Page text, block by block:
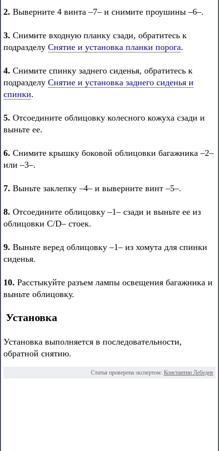
2. Выверните 4 винта –7– и снимите проушины –6–.
3. Снимите входную планку сзади, обратитесь к
подразделу Снятие и установка планки порога.
4. Снимите спинку заднего сиденья, обратитесь к
подразделу Снятие и установка заднего сиденья и
спинки.
5. Отсоедините облицовку колесного кожуха сзади и
выньте ее.
6. Снимите крышку боковой облицовки багажника –2–
или –3–.
7. Выньте заклепку –4– и выверните винт –5–.
8. Отсоедините облицовку –1– сзади и выньте ее из
облицовки С/D– стоек.
9. Выньте веред облицовку –1– из хомута для спинки
сиденья.
10. Расстыкуйте разъем лампы освещения багажника и
выньте облицовку.
Установка
Установка выполняется в последовательности,
обратной снятию.
Статья проверена экспертом: Константин Лебедев